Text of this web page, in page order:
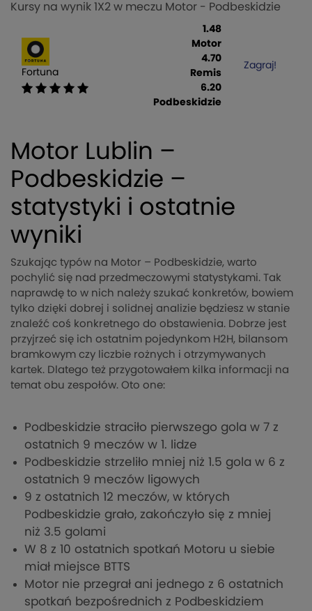
Kursy na wynik 1X2 w meczu Motor - Podbeskidzie
Fortuna
1.48
Motor
4.70
Remis
6.20
Podbeskidzie
Zagraj!
Motor Lublin –
Podbeskidzie –
statystyki i ostatnie
wyniki
Szukając typów na Motor – Podbeskidzie, warto
pochylić się nad przedmeczowymi statystykami. Tak
naprawdę to w nich należy szukać konkretów, bowiem
tylko dzięki dobrej i solidnej analizie będziesz w stanie
znaleźć coś konkretnego do obstawienia. Dobrze jest
przyjrzeć się ich ostatnim pojedynkom H2H, bilansom
bramkowym czy liczbie rożnych i otrzymywanych
kartek. Dlatego też przygotowałem kilka informacji na
temat obu zespołów. Oto one:
Podbeskidzie straciło pierwszego gola w 7 z
ostatnich 9 meczów w 1. lidze
Podbeskidzie strzeliło mniej niż 1.5 gola w 6 z
ostatnich 9 meczów ligowych
9 z ostatnich 12 meczów, w których
Podbeskidzie grało, zakończyło się z mniej
niż 3.5 golami
W 8 z 10 ostatnich spotkań Motoru u siebie
miał miejsce BTTS
Motor nie przegrał ani jednego z 6 ostatnich
spotkań bezpośrednich z Podbeskidziem